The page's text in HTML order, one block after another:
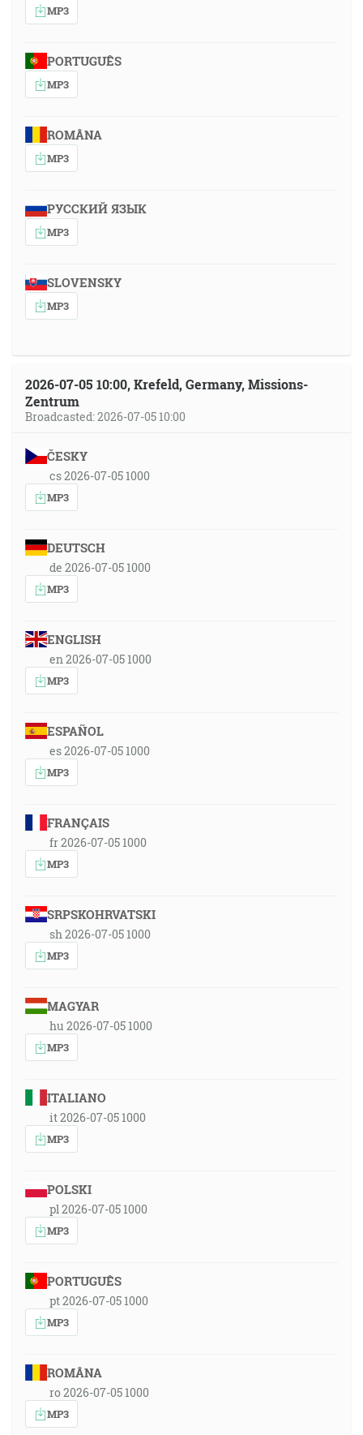
MP3
PORTUGUÊS
MP3
ROMÂNA
MP3
РУССКИЙ ЯЗЫК
MP3
SLOVENSKY
MP3
2026-07-05 10:00, Krefeld, Germany, Missions-
Zentrum
Broadcasted: 2026-07-05 10:00
ČESKY
cs 2026-07-05 1000
MP3
DEUTSCH
de 2026-07-05 1000
MP3
ENGLISH
en 2026-07-05 1000
MP3
ESPAÑOL
es 2026-07-05 1000
MP3
FRANÇAIS
fr 2026-07-05 1000
MP3
SRPSKOHRVATSKI
sh 2026-07-05 1000
MP3
MAGYAR
hu 2026-07-05 1000
MP3
ITALIANO
it 2026-07-05 1000
MP3
POLSKI
pl 2026-07-05 1000
MP3
PORTUGUÊS
pt 2026-07-05 1000
MP3
ROMÂNA
ro 2026-07-05 1000
MP3